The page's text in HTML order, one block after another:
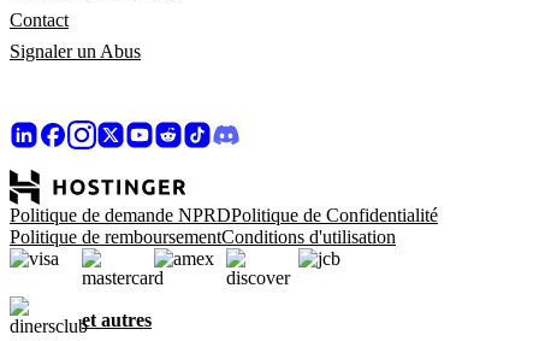
Contact
Signaler un Abus
Politique de demande NPRDPolitique de Confidentialité
Politique de remboursementConditions d'utilisation
et autres